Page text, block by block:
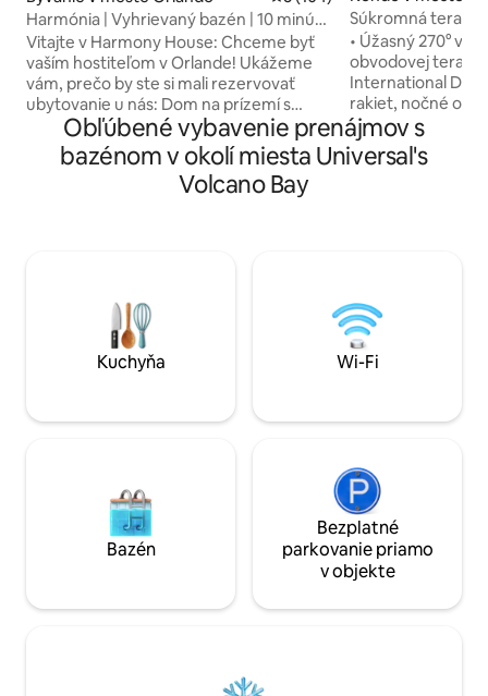
Harmónia | Vyhrievaný bazén | 10 minút
od Universal a Epic.
Vitajte v Harmony House: Chceme byť
vaším hostiteľom v Orlande! Ukážeme
vám, prečo by ste si mali rezervovať
ubytovanie u nás: Dom na prízemí s
rozlohou 🏡 1800 stôp2 🌇
Najobľúbenejšie miesto 🎢10-minútové
štúdiá Universal 🎢 13-minútový epický
vesmír 🏰 20-minútové magické
Grilovanie - vonkajšie stolovanie
🏊‍♀️Vyhrievaný súkromný bazén 🗑️Práčku
a sušičku 👫Vhodné pre deti 🎱⛳️🏓
Rodinné hry: biliardový stôl, golf, ping
Súkromná terasa
• 2/2 – Veľká
• Úžasný 270°
obvodovej terasy. • Nachádza sa v srdci
International
rakiet, nočné
dronov zo štúdií
• Nedávno
2 spálňami/2
pracovným
rodiny alebo
vyspia 4 osoby.
Obľúbené vybavenie prenájmov s
bazénom v okolí miesta Universal's
Volcano Bay
Kuchyňa Wi-Fi
Bazén
Bezplatné
parkovanie priamo
v objekte